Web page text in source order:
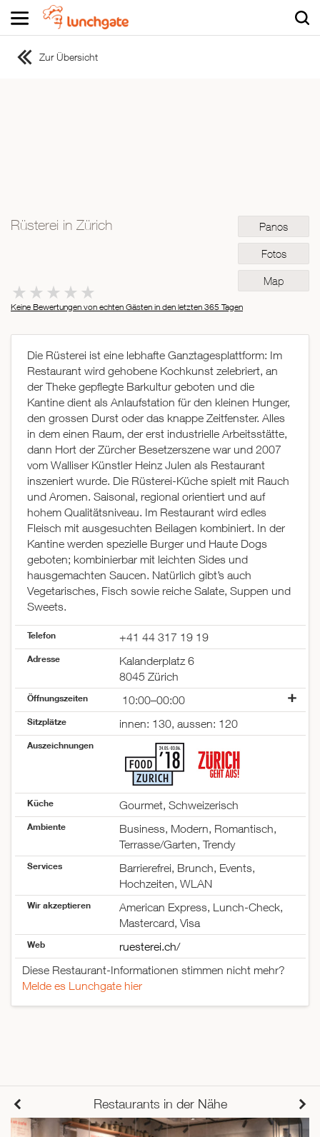
ZUR STARTSEITE
Mexikanisch
Zur Übersicht
Panos
Fotos
Map
Rüsterei in Zürich
Keine Bewertungen von echten Gästen in den letzten 365 Tagen
Die Rüsterei ist eine lebhafte Ganztagesplattform: Im
Restaurant wird gehobene Kochkunst zelebriert, an
der Theke gepflegte Barkultur geboten und die
Kantine dient als Anlaufstation für den kleinen Hunger,
den grossen Durst oder das knappe Zeitfenster. Alles
in dem einen Raum, der erst industrielle Arbeitsstätte,
dann Hort der Zürcher Besetzerszene war und 2007
vom Walliser Künstler Heinz Julen als Restaurant
inszeniert wurde. Die Rüsterei-Küche spielt mit Rauch
und Aromen. Saisonal, regional orientiert und auf
hohem Qualitätsniveau. Im Restaurant wird edles
Fleisch mit ausgesuchten Beilagen kombiniert. In der
Kantine werden spezielle Burger und Haute Dogs
geboten; kombinierbar mit leichten Sides und
hausgemachten Saucen. Natürlich gibt’s auch
Vegetarisches, Fisch sowie reiche Salate, Suppen und
Sweets.
Telefon +41 44 317 19 19
Adresse
Kalanderplatz 6
8045 Zürich
Öffnungszeiten
10:00–00:00
Montag
Mittwoch
Samstag
Sonntag
10:00–00:00
10:00–00:00
10:00–00:00
10:00–00:00
10:00–00:00
10:00–00:00
10:00–14:30
18:00–22:00
Sitzplätze innen: 130, aussen: 120
Auszeichnungen
Küche Gourmet, Schweizerisch
Ambiente
Business, Modern, Romantisch,
Terrasse/Garten, Trendy
Services
Barrierefrei, Brunch, Events,
Hochzeiten, WLAN
Wir akzeptieren
American Express, Lunch-Check,
Mastercard, Visa
Web
ruesterei.ch/
Diese Restaurant-Informationen stimmen nicht mehr?
Melde es Lunchgate hier
Restaurants in der Nähe